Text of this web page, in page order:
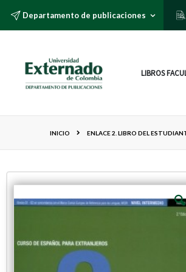
Departamento de publicaciones
LIBROS
INICIO ENLACE 2. LIBRO DEL